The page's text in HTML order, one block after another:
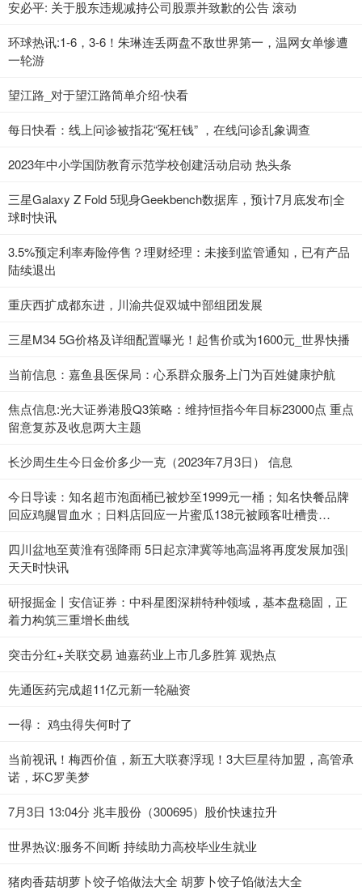
安必平: 关于股东违规减持公司股票并致歉的公告 滚动
环球热讯:1-6，3-6！朱琳连丢两盘不敌世界第一，温网女单惨遭
一轮游
望江路_对于望江路简单介绍-快看
每日快看：线上问诊被指花“冤枉钱” ，在线问诊乱象调查
2023年中小学国防教育示范学校创建活动启动 热头条
三星Galaxy Z Fold 5现身Geekbench数据库，预计7月底发布|全
球时快讯
3.5%预定利率寿险停售？理财经理：未接到监管通知，已有产品
陆续退出
重庆西扩成都东进，川渝共促双城中部组团发展
三星M34 5G价格及详细配置曝光！起售价或为1600元_世界快播
当前信息：嘉鱼县医保局：心系群众服务上门为百姓健康护航
焦点信息:光大证券港股Q3策略：维持恒指今年目标23000点 重点
留意复苏及收息两大主题
长沙周生生今日金价多少一克（2023年7月3日） 信息
今日导读：知名超市泡面桶已被炒至1999元一桶；知名快餐品牌
回应鸡腿冒血水；日料店回应一片蜜瓜138元被顾客吐槽贵
四川盆地至黄淮有强降雨 5日起京津冀等地高温将再度发展加强|
天天时快讯
研报掘金丨安信证券：中科星图深耕特种领域，基本盘稳固，正
着力构筑三重增长曲线
突击分红+关联交易 迪嘉药业上市几多胜算 观热点
先通医药完成超11亿元新一轮融资
一得： 鸡虫得失何时了
当前视讯！梅西价值，新五大联赛浮现！3大巨星待加盟，高管承
诺，坏C罗美梦
7月3日 13:04分 兆丰股份（300695）股价快速拉升
世界热议:服务不间断 持续助力高校毕业生就业
猪肉香菇胡萝卜饺子馅做法大全 胡萝卜饺子馅做法大全